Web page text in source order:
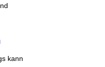
kann